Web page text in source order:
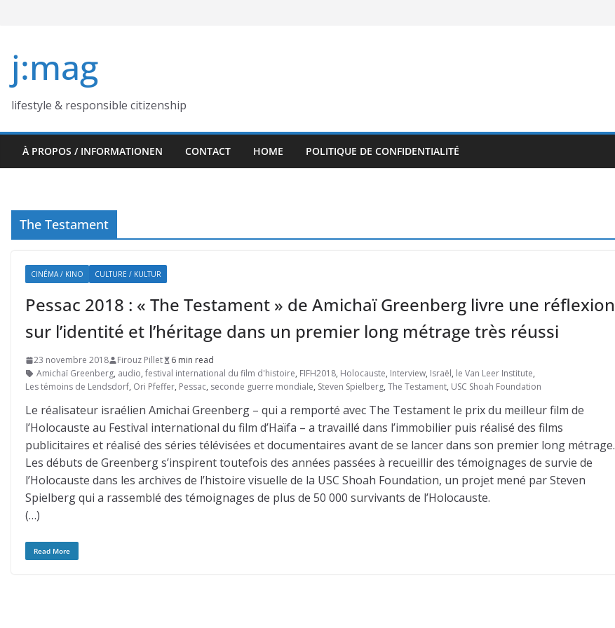
j:mag
lifestyle & responsible citizenship
À PROPOS / INFORMATIONEN CONTACT HOME POLITIQUE DE CONFIDENTIALITÉ
The Testament
CINÉMA / KINO CULTURE / KULTUR
Pessac 2018 : « The Testament » de Amichaï Greenberg livre une réflexion
sur l’identité et l’héritage dans un premier long métrage très réussi
23 novembre 2018 Firouz Pillet
6 min read
Amichaï Greenberg, audio, festival international du film d'histoire, FIFH2018, Holocauste, Interview, Israël, le Van Leer Institute,
Les témoins de Lendsdorf, Ori Pfeffer, Pessac, seconde guerre mondiale, Steven Spielberg, The Testament, USC Shoah Foundation
Le réalisateur israélien Amichai Greenberg – qui a remporté avec The Testament le prix du meilleur film de
l’Holocauste au Festival international du film d’Haïfa – a travaillé dans l’immobilier puis réalisé des films
publicitaires et réalisé des séries télévisées et documentaires avant de se lancer dans son premier long métrage.
Les débuts de Greenberg s’inspirent toutefois des années passées à recueillir des témoignages de survie de
l’Holocauste dans les archives de l’histoire visuelle de la USC Shoah Foundation, un projet mené par Steven
Spielberg qui a rassemblé des témoignages de plus de 50 000 survivants de l’Holocauste.
(…)
Read More